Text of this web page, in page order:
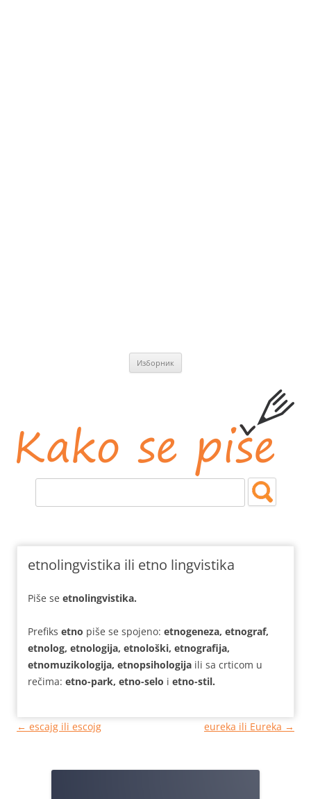
Изборник
etnolingvistika ili etno lingvistika
Piše se etnolingvistika.
Prefiks etno piše se spojeno: etnogeneza, etnograf,
etnolog, etnologija, etnološki, etnografija,
etnomuzikologija, etnopsihologija ili sa crticom u
rečima: etno-park, etno-selo i etno-stil.
Кретање
← escajg ili escojg eureka ili Eureka →